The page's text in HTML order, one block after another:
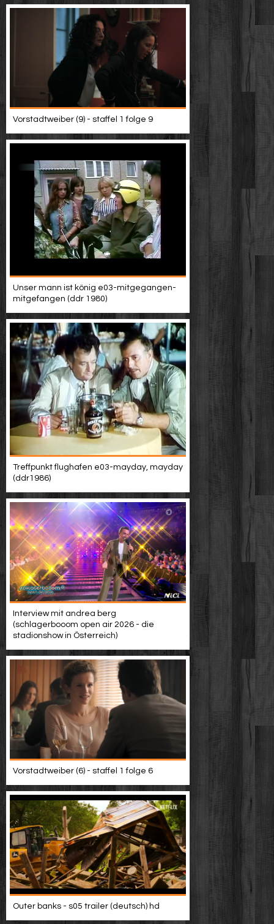
Vorstadtweiber (9) - staffel 1 folge 9
Unser mann ist könig e03-mitgegangen-
mitgefangen (ddr 1980)
Treffpunkt flughafen e03-mayday, mayday
(ddr1986)
Interview mit andrea berg
(schlagerbooom open air 2026 - die
stadionshow in Österreich)
Vorstadtweiber (6) - staffel 1 folge 6
Outer banks - s05 trailer (deutsch) hd